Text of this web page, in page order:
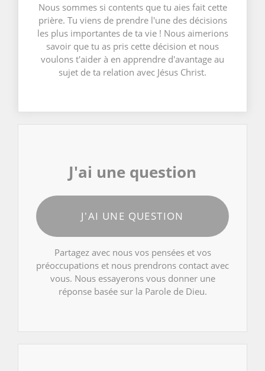
Nous sommes si contents que tu aies fait cette
prière. Tu viens de prendre l'une des décisions
les plus importantes de ta vie ! Nous aimerions
savoir que tu as pris cette décision et nous
voulons t'aider à en apprendre d'avantage au
sujet de ta relation avec Jésus Christ.
J'ai une question
J'AI UNE QUESTION
Partagez avec nous vos pensées et vos
préoccupations et nous prendrons contact avec
vous. Nous essayerons vous donner une
réponse basée sur la Parole de Dieu.